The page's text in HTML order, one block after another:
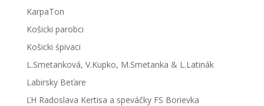
KarpaTon
Košicki parobci
Košicki śpivaci
L.Smetanková, V.Kupko, M.Smetanka & L.Latinák
Labirsky Beťare
ĽH Radoslava Kertisa a speváčky FS Borievka